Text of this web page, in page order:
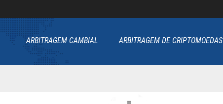
ARBITRAGEM CAMBIAL ARBITRAGEM DE CRIPTOMOEDAS